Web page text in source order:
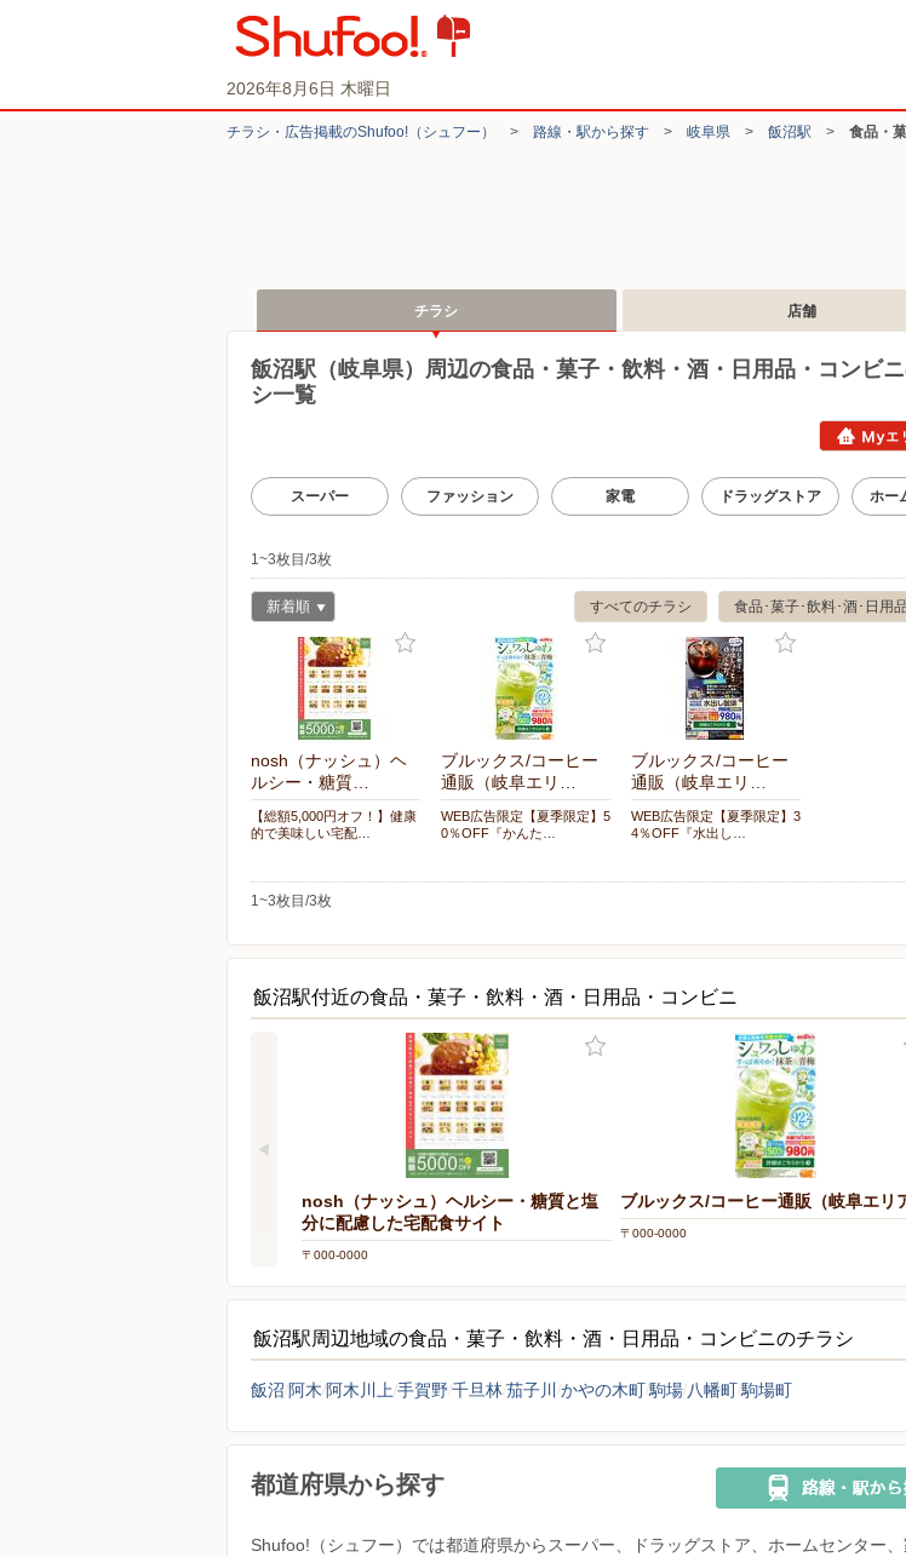
2026年8月6日 木曜日
チラシ・​広告掲載の​Shufoo!​（シュフー） > 路線・駅から探す > 岐阜県 > 飯沼駅 > 食品・
チラシ 店舗
飯沼駅（岐阜県）周辺の食品・菓子・飲料・酒・日用品・コンビ
シ一覧
スーパー ファッション 家電 ドラッグストア ホー
1~3枚目/3枚
食品･菓子･飲料･酒･日用
すべてのチラシ
新着順
nosh（ナッシュ）ヘ
ルシー・糖質…
【総額5,000円オフ！】健康
的で美味しい宅配…
ブルックス/コーヒー
通販（岐阜エリ…
WEB広告限定【夏季限定】5
0％OFF『かんた…
ブルックス/コーヒー
通販（岐阜エリ…
WEB広告限定【夏季限定】3
4％OFF『水出し…
1~3枚目/3枚
飯沼駅付近の食品・菓子・飲料・酒・日用品・コンビニ
nosh（ナッシュ）ヘルシー・糖質と塩
分に配慮した宅配食サイト
〒000-0000
ブルックス/コーヒー通販（岐阜エリ
〒000-0000
飯沼駅周辺地域の食品・菓子・飲料・酒・日用品・コンビニのチラシ
飯沼 阿木 阿木川上 手賀野千旦林茄子川 かやの木町駒場 八幡町駒場町
都道府県から探す
Shufoo!（シュフー）では都道府県からスーパー、ドラッグストア、ホームセンター